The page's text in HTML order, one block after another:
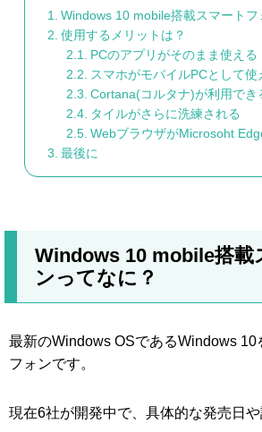
Windows 10 mobile搭載スマートフ
使用するメリットは？
PCのアプリがそのまま使える
スマホがモバイルPCとして使
Cortana(コルタナ)が利用でき
タイルがさらに洗練される
WebブラウザがMicrosoht
最後に
Windows 10 mobile搭載
ンってなに？
最新のWindows OSであるWindows 10
フォンです。
現在6社が開発中で、具体的な発売日や